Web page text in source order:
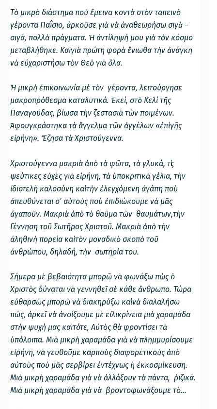
Τὸ μικρὸ διάστημα ποὺ ἔμεινα κοντὰ στὸν ταπεινὸ
γέροντα Παΐσιο, ἀρκοῦσε γιὰ νὰ ἀναθεωρήσω σιγὰ –
σιγά, πολλὰ πράγματα. Ἡ ἀντίληψή μου γιὰ τὸν κόσμο
μεταβλήθηκε. Καὶ γιὰ πρώτη φορὰ ἔνιωθα τὴν ἀνάγκη
νὰ εὐχαριστήσω τὸν Θεὸ γιὰ ὅλα.
Ἡ μικρὴ ἐπικοινωνία μὲ τὸν γέροντα, λειτούργησε
μακροπρόθεσμα καταλυτικά. Ἐκεί, στὸ Κελί τῆς
Παναγούδας, βίωσα τὴν ζεστασιὰ τῶν ποιμένων.
Ἀφουγκράστηκα τὰ ἄγγελμα τῶν ἀγγέλων «ἐπὶ γῆς
εἰρήνη». Ἔζησα τὰ Χριστούγεννα.
Χριστούγεννα μακριὰ ἀπὸ τὰ φῶτα, τὰ γλυκά, τὶς
ψεύτικες εὐχὲς γιὰ εἰρήνη, τὰ ὑποκριτικὰ γέλια, τὴν
ἰδιοτελὴ καλοσύνη καὶ τὴν ἐλεγχόμενη ἀγάπη ποὺ
ἀπευθύνεται σ’ αὐτοὺς ποὺ ἐπιδιώκουμε νὰ μᾶς
ἀγαποῦν. Μακριὰ ἀπὸ τὸ θαῦμα τῶν θαυμάτων,τὴν
Γέννηση τοῦ Σωτῆρος Χριστοῦ. Μακριὰ ἀπὸ τὴν
ἀληθινὴ πορεία καὶ τὸν μοναδικὸ σκοπὸ τοῦ
ἀνθρώπου, δηλαδή, τὴν σωτηρία του.
Σήμερα μὲ βεβαιότητα μπορῶ νὰ φωνάξω πὼς ὁ
Χριστὸς δύναται νὰ γεννηθεῖ σὲ κάθε ἄνθρωπο. Τώρα
εὐθαρσῶς μπορῶ νὰ διακηρύξω καὶ νὰ διαλαλήσω
πώς, ἀρκεῖ νὰ ἀνοίξουμε μὲ εἰλικρίνεια μιὰ χαραμάδα
στὴν ψυχή μας καὶ τότε, Αὐτὸς θὰ φροντίσει τὰ
ὑπόλοιπα. Μιὰ μικρὴ χαραμάδα γιὰ νὰ πλημμυρίσουμε
εἰρήνη, νὰ γευθοῦμε καρποὺς διαφορετικοὺς ἀπὸ
αὐτοὺς ποὺ μᾶς σερβίρει ἐντέχνως ἡ ἐκκοσμίκευση.
Μιὰ μικρὴ χαραμάδα γιὰ νὰ ἀλλάξουν τὰ πάντα, ῥιζικά.
Μιὰ μικρὴ χαραμάδα γιὰ νὰ βροντοφωνάξουμε τὸ…